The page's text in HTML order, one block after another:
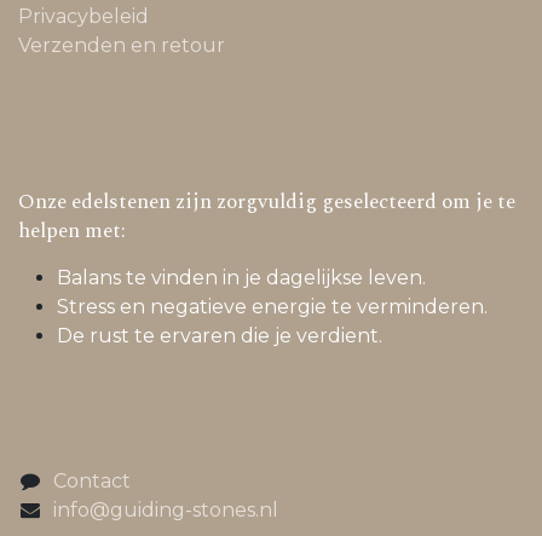
Privacybeleid
Verzenden en retour
Onze edelstenen zijn zorgvuldig geselecteerd om je te
helpen met:
Balans te vinden in je dagelijkse leven.
Stress en negatieve energie te verminderen.
De rust te ervaren die je verdient.
Contact
info@guiding-stones.nl